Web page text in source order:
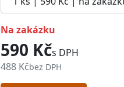
na zakázku
590 Kčs DPH
488 Kčbez DPH